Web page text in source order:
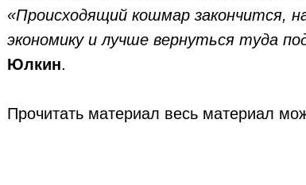
«Происходящий кошмар закончится,
экономику и лучше вернуться туда
Юлкин.
Прочитать материал весь материал